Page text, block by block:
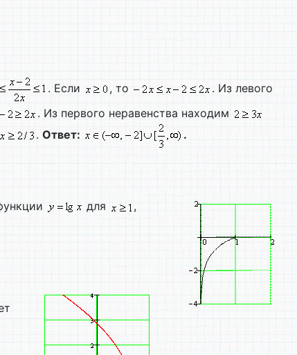
. Если , то
. Из левого
. Из первого неравенства находим
. Ответ: .
для
,